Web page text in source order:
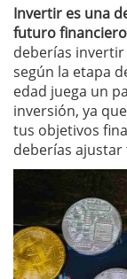
Invertir es una
futuro financiero
deberías
según la etapa
edad juega un
inversión, ya
tus objetivos
deberías